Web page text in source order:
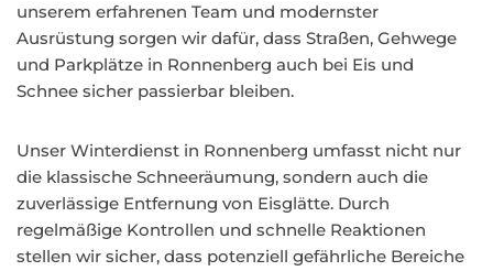
unserem erfahrenen Team und modernster
Ausrüstung sorgen wir dafür, dass Straßen, Gehwege
und Parkplätze in Ronnenberg auch bei Eis und
Schnee sicher passierbar bleiben.
Unser Winterdienst in Ronnenberg umfasst nicht nur
die klassische Schneeräumung, sondern auch die
zuverlässige Entfernung von Eisglätte. Durch
regelmäßige Kontrollen und schnelle Reaktionen
stellen wir sicher, dass potenziell gefährliche Bereiche